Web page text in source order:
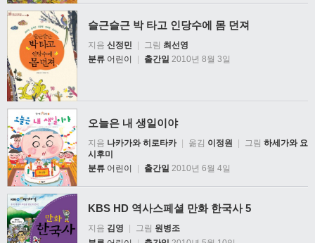
슬근슬근 박 타고 인당수에 몸 던져
지음 신정민 | 그림 최선영
분류 어린이 출간일 2010년 8월 3일
오늘은 내 생일이야
지음 나카가와 히로타카 | 옮김 이정원 | 그림 하세가와 요
시후미
분류 어린이 출간일 2010년 6월 4일
KBS HD 역사스페셜 만화 한국사 5
지음 김영 그림 원병조